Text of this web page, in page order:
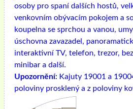
osoby pro spaní dalších hostů,
venkovním obývacím pokojem a
koupelna se sprchou a vanou,
úschovna zavazadel,
interaktivní TV, telefon, trezor,
minibar a další.
Upozornění: Kajuty 19001 a
poloviny prosklený a z poloviny